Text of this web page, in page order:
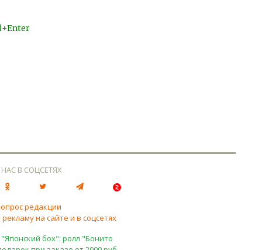
В СОЦСЕТЯХ
редакции
на сайте и в соцсетях
бох": ролл "Бонито